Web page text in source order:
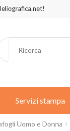
Servizi stampa
Uomo e Donna